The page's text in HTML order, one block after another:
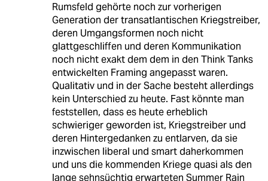
Rumsfeld gehörte noch zur vorherigen
Generation der transatlantischen Kriegstreiber,
deren Umgangsformen noch nicht
glattgeschliffen und deren Kommunikation
noch nicht exakt dem dem in den Think Tanks
entwickelten Framing angepasst waren.
Qualitativ und in der Sache besteht allerdings
kein Unterschied zu heute. Fast könnte man
feststellen, dass es heute erheblich
schwieriger geworden ist, Kriegstreiber und
deren Hintergedanken zu entlarven, da sie
inzwischen liberal und smart daherkommen
und uns die kommenden Kriege quasi als den
lange sehnsüchtig erwarteten Summer Rain